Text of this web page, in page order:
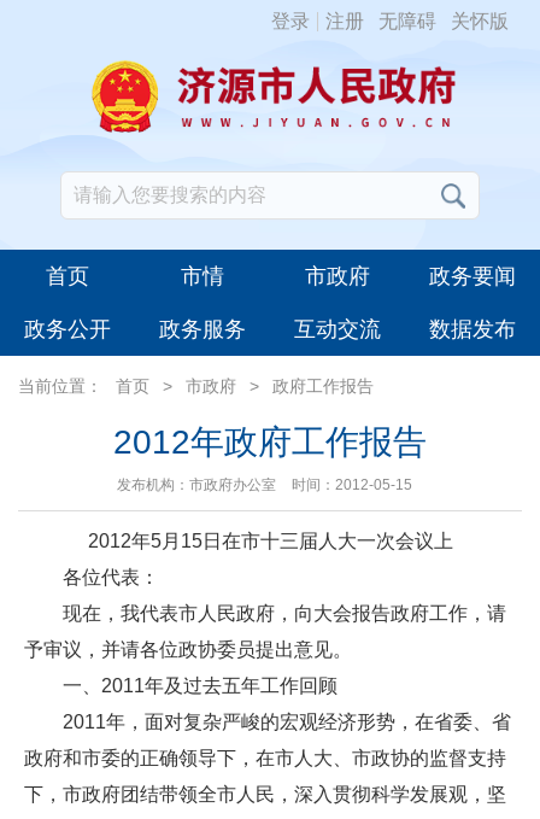
登录 注册 无障碍 关怀版
首页 市情 市政府 政务要闻
政务公开 政务服务 互动交流 数据发布
当前位置： 首页 > 市政府 > 政府工作报告
2012年政府工作报告
发布机构：市政府办公室 时间：2012-05-15
2012年5月15日在市十三届人大一次会议上
各位代表：
现在，我代表市人民政府，向大会报告政府工作，请
予审议，并请各位政协委员提出意见。
一、2011年及过去五年工作回顾
2011年，面对复杂严峻的宏观经济形势，在省委、省
政府和市委的正确领导下，在市人大、市政协的监督支持
下，市政府团结带领全市人民，深入贯彻科学发展观，坚